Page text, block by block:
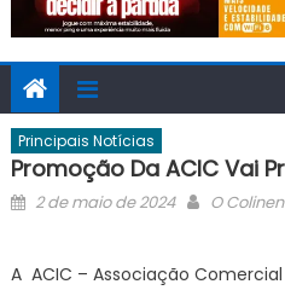
Principais Notícias
Promoção Da ACIC Vai
Posted
2 de maio de 2024 Author
O
A ACIC – Associação